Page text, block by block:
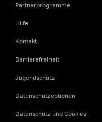
Partnerprogramme
Hilfe
Kontakt
Barrierefreiheit
Jugendschutz
Datenschutzoptionen
Datenschutz und Cookies